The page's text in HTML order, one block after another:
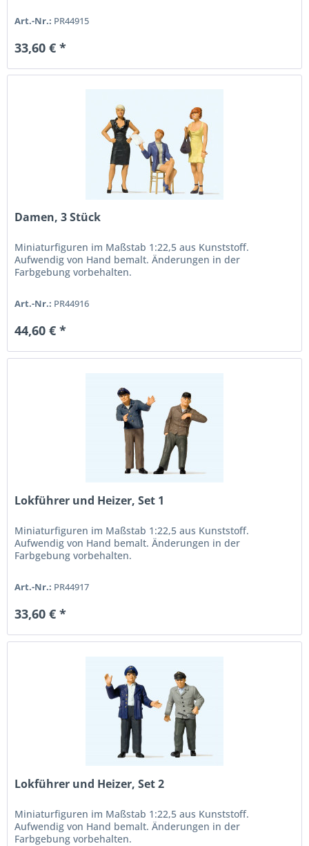
Art.-Nr.: PR44915
33,60 € *
Damen, 3 Stück
Miniaturfiguren im Maßstab 1:22,5 aus Kunststoff.
Aufwendig von Hand bemalt. Änderungen in der
Farbgebung vorbehalten.
Art.-Nr.: PR44916
44,60 € *
Lokführer und Heizer, Set 1
Miniaturfiguren im Maßstab 1:22,5 aus Kunststoff.
Aufwendig von Hand bemalt. Änderungen in der
Farbgebung vorbehalten.
Art.-Nr.: PR44917
33,60 € *
Lokführer und Heizer, Set 2
Miniaturfiguren im Maßstab 1:22,5 aus Kunststoff.
Aufwendig von Hand bemalt. Änderungen in der
Farbgebung vorbehalten.